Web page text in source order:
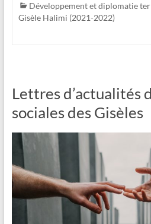
Développement et diplomatie
Gisèle Halimi (2021-2022)
Lettres d’actualités
sociales des Gisèles